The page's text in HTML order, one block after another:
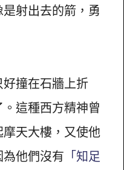
射出去的箭，勇
撞在石牆上折
這種西方精神曾
天大樓，又使他
他們沒有 「知足